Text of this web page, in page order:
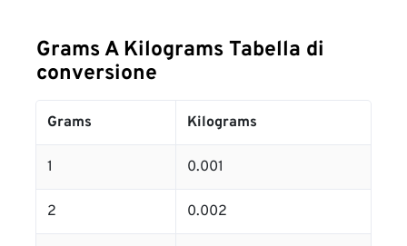
Grams A Kilograms Tabella di
conversione
Grams Kilograms
1 0.001
2 0.002